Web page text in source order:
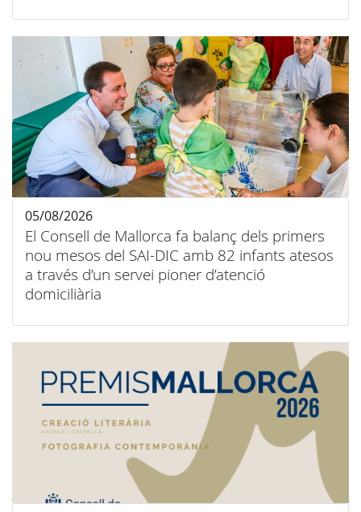
El Consell de Mallorca fa balanç dels primers
nou mesos del SAI-DIC amb 82 infants atesos
a través d’un servei pioner d’atenció
domiciliària
05/08/2026